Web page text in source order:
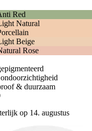
Red
Natural
Beige
Rose
& duurzaam
op 14. augustus